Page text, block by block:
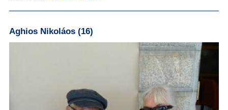
Aghios Nikoláos (16)